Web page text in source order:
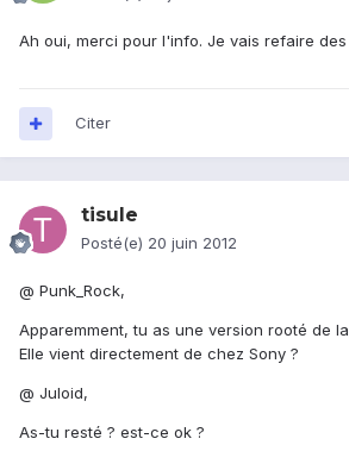
Ah oui, merci pour l'info. Je vais refaire des
Citer
tisule
Posté(e) 20 juin 2012
@ Punk_Rock,
Apparemment, tu as une version rooté de la
Elle vient directement de chez Sony ?
@ Juloid,
As-tu resté ? est-ce ok ?